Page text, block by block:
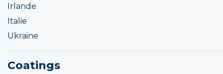
Irlande
Italie
Ukraine
Coatings